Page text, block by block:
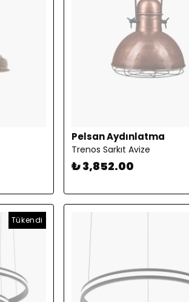
Pelsan Aydınlatma
Trenos Sarkıt Avize
₺ 3,852.00
Tükendi